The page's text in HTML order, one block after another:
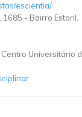
escientia/
- Bairro Estoril.
Centro Universitário